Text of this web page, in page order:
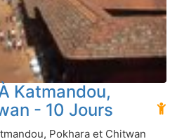
Katmandou,
- 10 Jours
Pokhara et Chitwan